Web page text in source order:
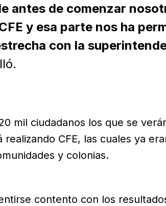
antes de comenzar
y esa parte nos ha
con la
mil ciudadanos los que se
realizando CFE, las cuales ya
y colonias.
contento con los